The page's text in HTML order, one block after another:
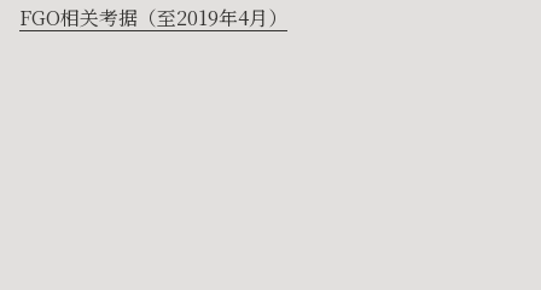
FGO相关考据（至2019年4月）